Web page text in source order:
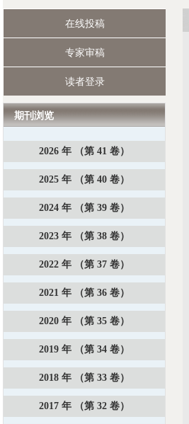
在线投稿
专家审稿
读者登录
期刊浏览
2026 年 （第 41 卷）
2025 年 （第 40 卷）
2024 年 （第 39 卷）
2023 年 （第 38 卷）
2022 年 （第 37 卷）
2021 年 （第 36 卷）
2020 年 （第 35 卷）
2019 年 （第 34 卷）
2018 年 （第 33 卷）
2017 年 （第 32 卷）